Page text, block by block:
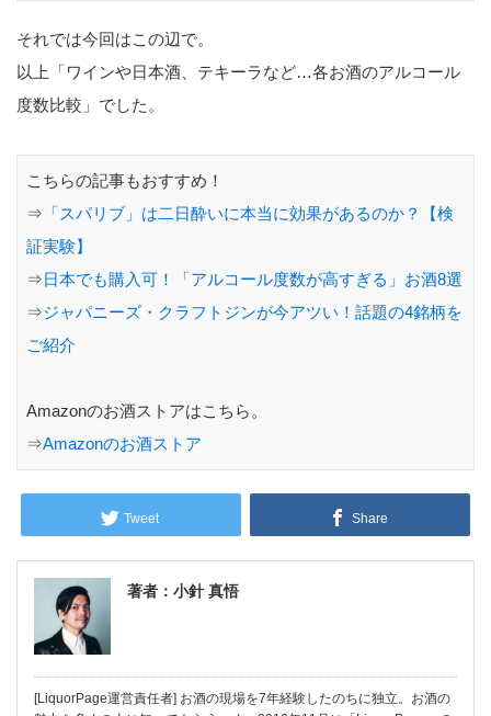
それでは今回はこの辺で。
以上「ワインや日本酒、テキーラなど…各お酒のアルコール
度数比較」でした。
こちらの記事もおすすめ！
⇒ 「スパリブ」は二日酔いに本当に効果があるのか？【検
証実験】
⇒日本でも購入可！「アルコール度数が高すぎる」お酒8選
⇒ジャパニーズ・クラフトジンが今アツい！話題の4銘柄を
ご紹介
Amazonのお酒ストアはこちら。
⇒Amazonのお酒ストア
Tweet Share
著者：小針 真悟
[LiquorPage運営責任者] お酒の現場を7年経験したのちに独立。お酒の